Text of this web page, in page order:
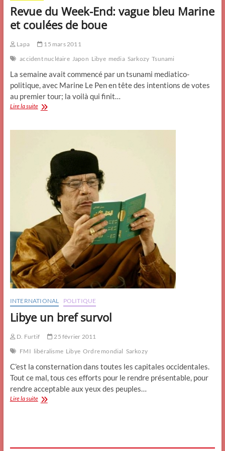
Revue du Week-End: vague bleu Marine
et coulées de boue
Lapa
15 mars 2011
accident nucléaire Japon Libye media Sarkozy Tsunami
La semaine avait commencé par un tsunami mediatico-
politique, avec Marine Le Pen en tête des intentions de votes
au premier tour; la voilà qui finit…
Lire la suiteRevue
Marine
coulées
boue
INTERNATIONAL POLITIQUE
Libye un bref survol
D. Furtif
25 février 2011
FMI libéralisme Libye Ordre mondial Sarkozy
C’est la consternation dans toutes les capitales occidentales.
Tout ce mal, tous ces efforts pour le rendre présentable, pour
rendre acceptable aux yeux des peuples…
Lire la suiteLibye